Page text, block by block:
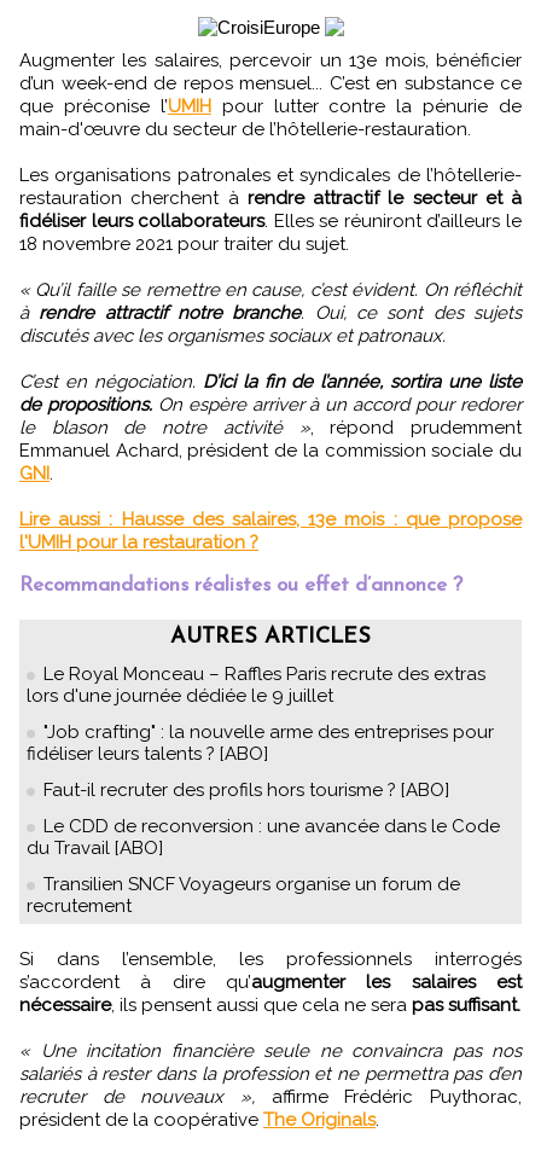
Augmenter les salaires, percevoir un 13e mois, bénéficier
d’un week-end de repos mensuel... C’est en substance ce
que préconise l’UMIH pour lutter contre la pénurie de
main-d'œuvre du secteur de l’hôtellerie-restauration.
Les organisations patronales et syndicales de l’hôtellerie-
restauration cherchent à rendre attractif le secteur et à
fidéliser leurs collaborateurs. Elles se réuniront d’ailleurs le
18 novembre 2021 pour traiter du sujet.
« Qu’il faille se remettre en cause, c’est évident. On réfléchit
à rendre attractif notre branche. Oui, ce sont des sujets
discutés avec les organismes sociaux et patronaux.
C’est en négociation. D’ici la fin de l’année, sortira une liste
de propositions.On espère arriver à un accord pour redorer
le blason de notre activité », répond prudemment
Emmanuel Achard, président de la commission sociale du
GNI .
Lire aussi : Hausse des salaires, 13e mois : que propose
l'UMIH pour la restauration ?
Recommandations réalistes ou effet d’annonce ?
AUTRES ARTICLES
Le Royal Monceau – Raffles Paris recrute des extras
lors d'une journée dédiée le 9 juillet
"Job crafting" : la nouvelle arme des entreprises pour
fidéliser leurs talents ? [ABO]
Faut-il recruter des profils hors tourisme ? [ABO]
Le CDD de reconversion : une avancée dans le Code
du Travail [ABO]
Transilien SNCF Voyageurs organise un forum de
recrutement
Si dans l’ensemble, les professionnels interrogés
s’accordent à dire qu’augmenter les salaires est
nécessaire, ils pensent aussi que cela ne sera pas suffisant.
« Une incitation financière seule ne convaincra pas nos
salariés à rester dans la profession et ne permettra pas d’en
recruter de nouveaux », affirme Frédéric Puythorac,
président de la coopérative The Originals.